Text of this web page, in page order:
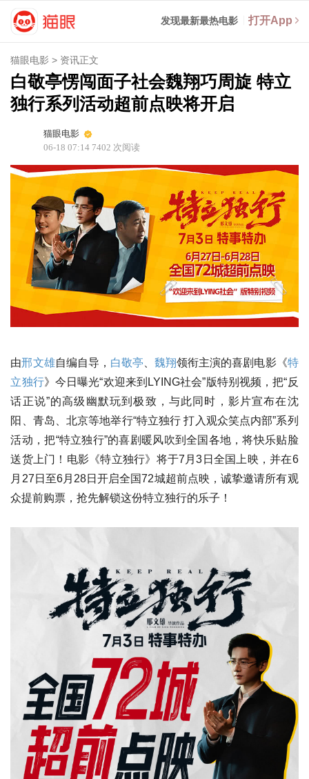
发现最新最热电影 打开App
猫眼电影 > 资讯正文
白敬亭愣闯面子社会魏翔巧周旋 特立
独行系列活动超前点映将开启
猫眼电影
06-18 07:14 7402 次阅读
由邢文雄自编自导， 白敬亭 、魏翔领衔主演的喜剧电影《特
立独行》今日曝光“欢迎来到LYING社会”版特别视频，把“反
话正说”的高级幽默玩到极致，与此同时，影片宣布在沈
阳、青岛、北京等地举行“特立独行 打入观众笑点内部”系列
活动，把“特立独行”的喜剧暖风吹到全国各地，将快乐贴脸
送货上门！电影《特立独行》将于7月3日全国上映，并在6
月27日至6月28日开启全国72城超前点映，诚挚邀请所有观
众提前购票，抢先解锁这份特立独行的乐子！